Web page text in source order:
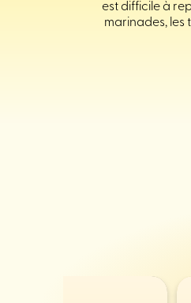
est difficile à
marinades, les